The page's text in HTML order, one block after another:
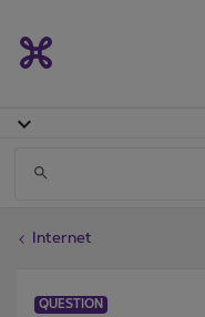
Internet
QUESTION